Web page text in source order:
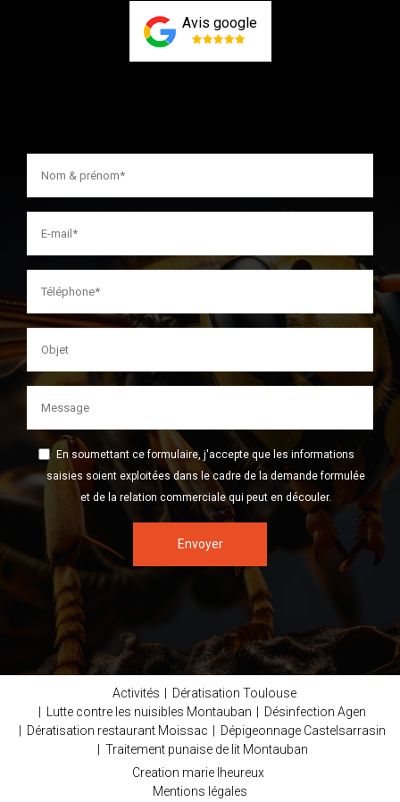
Avis google
En soumettant ce formulaire, j'accepte que les informations
saisies soient exploitées dans le cadre de la demande formulée
et de la relation commerciale qui peut en découler.
Envoyer
Activités
Dératisation Toulouse
Lutte contre les nuisibles Montauban
Désinfection Agen
Dératisation restaurant Moissac
Dépigeonnage Castelsarrasin
Traitement punaise de lit Montauban
Creation marie lheureux
Mentions légales